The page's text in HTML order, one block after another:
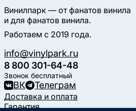
Винилпарк — от фанатов винила
и для фанатов винила.
Работаем с 2019 года.
info@vinylpark.ru
8 800 301-64-48
Звонок бесплатный
ВК Телеграм
Доставка и оплата
Гарантия